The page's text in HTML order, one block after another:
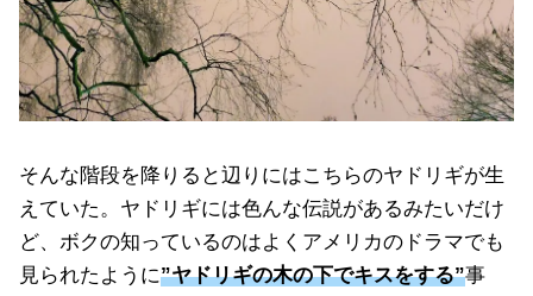
そんな階段を降りると辺りにはこちらのヤドリギが生
えていた。ヤドリギには色んな伝説があるみたいだけ
ど、ボクの知っているのはよくアメリカのドラマでも
見られたように”ヤドリギの木の下でキスをする”事